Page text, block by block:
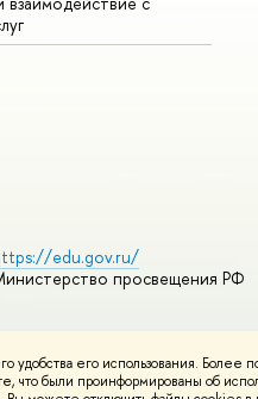
его использования. Более
что были проинформированы об
edu.gov.ru/
просвещения РФ
Политика